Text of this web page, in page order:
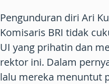
Pengunduran diri Ari
Komisaris BRI tidak
UI yang prihatin dan
rektor ini. Dalam
lalu mereka menuntut